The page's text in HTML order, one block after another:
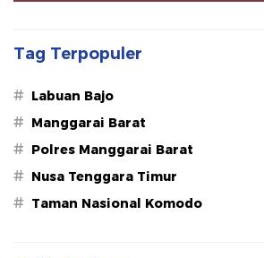
Tag Terpopuler
# Labuan Bajo
# Manggarai Barat
# Polres Manggarai Barat
# Nusa Tenggara Timur
# Taman Nasional Komodo